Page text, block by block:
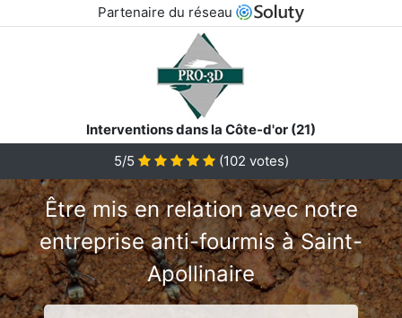
Partenaire du réseau
Interventions dans la Côte-d'or (21)
5/5
(102 votes)
Être mis en relation avec notre
entreprise anti-fourmis à Saint-
Apollinaire